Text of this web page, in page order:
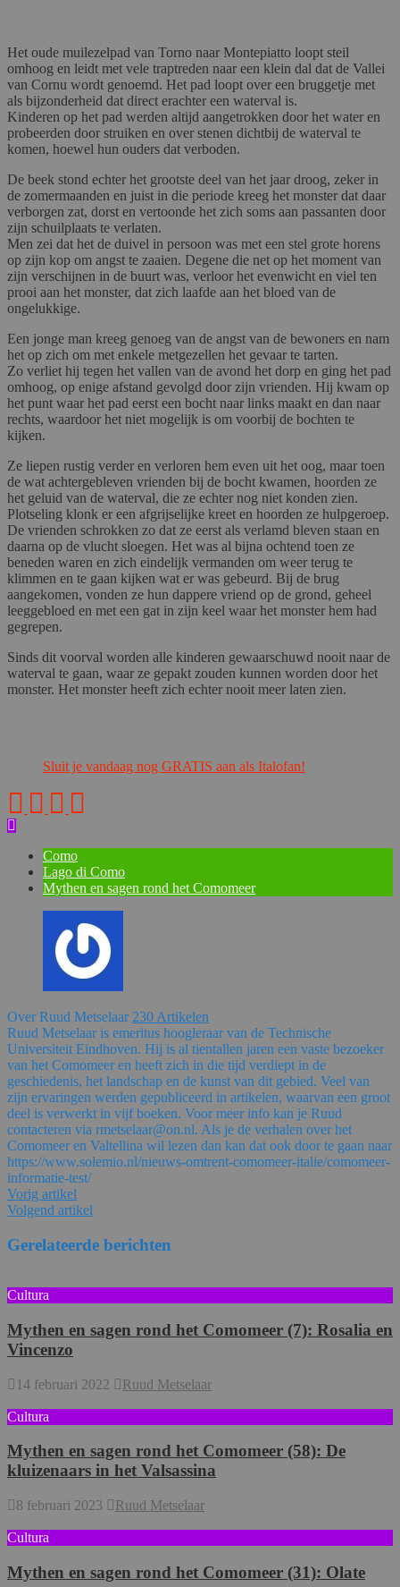
Het oude muilezelpad van Torno naar Montepiatto loopt steil
omhoog en leidt met vele traptreden naar een klein dal dat de Vallei
van Cornu wordt genoemd. Het pad loopt over een bruggetje met
als bijzonderheid dat direct erachter een waterval is.
Kinderen op het pad werden altijd aangetrokken door het water en
probeerden door struiken en over stenen dichtbij de waterval te
komen, hoewel hun ouders dat verboden.
De beek stond echter het grootste deel van het jaar droog, zeker in
de zomermaanden en juist in die periode kreeg het monster dat daar
verborgen zat, dorst en vertoonde het zich soms aan passanten door
zijn schuilplaats te verlaten.
Men zei dat het de duivel in persoon was met een stel grote horens
op zijn kop om angst te zaaien. Degene die net op het moment van
zijn verschijnen in de buurt was, verloor het evenwicht en viel ten
prooi aan het monster, dat zich laafde aan het bloed van de
ongelukkige.
Een jonge man kreeg genoeg van de angst van de bewoners en nam
het op zich om met enkele metgezellen het gevaar te tarten.
Zo verliet hij tegen het vallen van de avond het dorp en ging het pad
omhoog, op enige afstand gevolgd door zijn vrienden. Hij kwam op
het punt waar het pad eerst een bocht naar links maakt en dan naar
rechts, waardoor het niet mogelijk is om voorbij de bochten te
kijken.
Ze liepen rustig verder en verloren hem even uit het oog, maar toen
de wat achtergebleven vrienden bij de bocht kwamen, hoorden ze
het geluid van de waterval, die ze echter nog niet konden zien.
Plotseling klonk er een afgrijselijke kreet en hoorden ze hulpgeroep.
De vrienden schrokken zo dat ze eerst als verlamd bleven staan en
daarna op de vlucht sloegen. Het was al bijna ochtend toen ze
beneden waren en zich eindelijk vermanden om weer terug te
klimmen en te gaan kijken wat er was gebeurd. Bij de brug
aangekomen, vonden ze hun dappere vriend op de grond, geheel
leeggebloed en met een gat in zijn keel waar het monster hem had
gegrepen.
Sinds dit voorval worden alle kinderen gewaarschuwd nooit naar de
waterval te gaan, waar ze gepakt zouden kunnen worden door het
monster. Het monster heeft zich echter nooit meer laten zien.
Sluit je vandaag nog GRATIS aan als Italofan!
Como
Lago di Como
Mythen en sagen rond het Comomeer
Over Ruud Metselaar 230 Artikelen
Ruud Metselaar is emeritus hoogleraar van de Technische
Universiteit Eindhoven. Hij is al tientallen jaren een vaste bezoeker
van het Comomeer en heeft zich in die tijd verdiept in de
geschiedenis, het landschap en de kunst van dit gebied. Veel van
zijn ervaringen werden gepubliceerd in artikelen, waarvan een groot
deel is verwerkt in vijf boeken. Voor meer info kan je Ruud
contacteren via rmetselaar@on.nl. Als je de verhalen over het
Comomeer en Valtellina wil lezen dan kan dat ook door te gaan naar
https://www.solemio.nl/nieuws-omtrent-comomeer-italie/comomeer-
informatie-test/
Vorig artikel
Volgend artikel
Gerelateerde berichten
Cultura
Mythen en sagen rond het Comomeer (7): Rosalia en
Vincenzo
14 februari 2022 Ruud Metselaar
Cultura
Mythen en sagen rond het Comomeer (58): De
kluizenaars in het Valsassina
8 februari 2023 Ruud Metselaar
Cultura
Mythen en sagen rond het Comomeer (31): Olate